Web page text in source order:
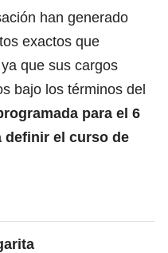
han generado
exactos que
que sus cargos
bajo los términos del
para el 6
definir el curso de